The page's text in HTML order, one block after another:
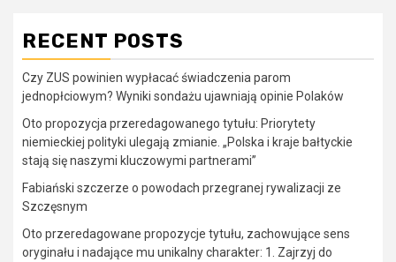
RECENT POSTS
Czy ZUS powinien wypłacać świadczenia parom
jednopłciowym? Wyniki sondażu ujawniają opinie Polaków
Oto propozycja przeredagowanego tytułu: Priorytety
niemieckiej polityki ulegają zmianie. „Polska i kraje bałtyckie
stają się naszymi kluczowymi partnerami”
Fabiański szczerze o powodach przegranej rywalizacji ze
Szczęsnym
Oto przeredagowane propozycje tytułu, zachowujące sens
oryginału i nadające mu unikalny charakter: 1. Zajrzyj do